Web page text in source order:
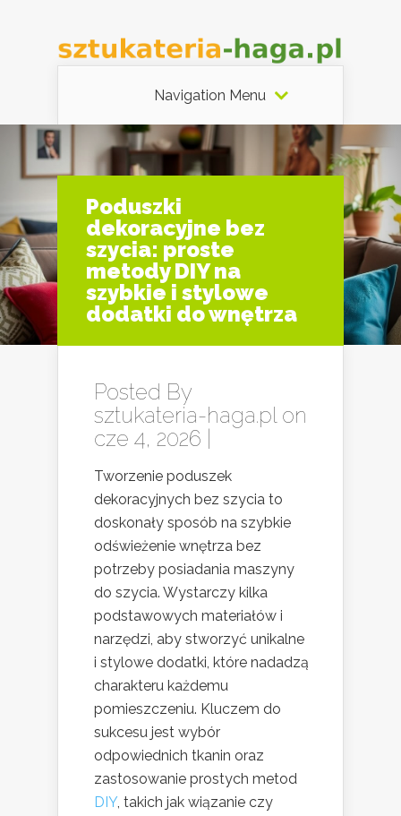
Navigation Menu
Poduszki
dekoracyjne bez
szycia: proste
metody DIY na
szybkie i stylowe
dodatki do wnętrza
Posted By
sztukateria-haga.plon
cze 4, 2026 |
Tworzenie poduszek
dekoracyjnych bez szycia to
doskonały sposób na szybkie
odświeżenie wnętrza bez
potrzeby posiadania maszyny
do szycia. Wystarczy kilka
podstawowych materiałów i
narzędzi, aby stworzyć unikalne
i stylowe dodatki, które nadadzą
charakteru każdemu
pomieszczeniu. Kluczem do
sukcesu jest wybór
odpowiednich tkanin oraz
zastosowanie prostych metod
DIY, takich jak wiązanie czy